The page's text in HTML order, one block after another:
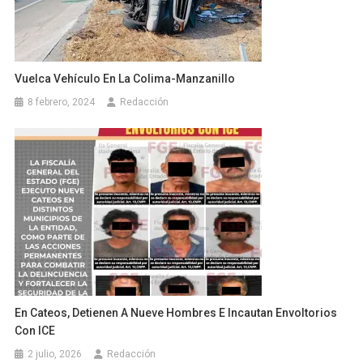
Vuelca Vehículo En La Colima-Manzanillo
8 febrero, 2024 Redacción
En Cateos, Detienen A Nueve Hombres E Incautan Envoltorios
Con ICE
2 julio, 2026 Redacción